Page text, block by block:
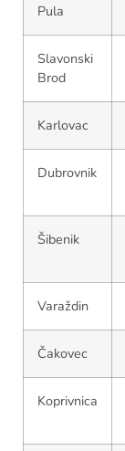
Pula
Slavonski
Brod
Karlovac
Dubrovnik
Šibenik
Varaždin
Čakovec
Koprivnica